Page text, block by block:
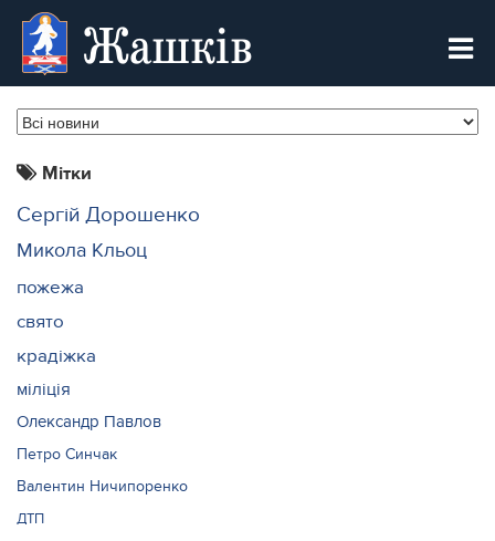
Жашків
Мітки
Сергій Дорошенко
Микола Кльоц
пожежа
свято
крадіжка
міліція
Олександр Павлов
Петро Синчак
Валентин Ничипоренко
ДТП